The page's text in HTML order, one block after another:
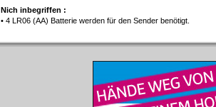
Nich inbegriffen :
• 4 LR06 (AA) Batterie werden für den Sender benötigt.